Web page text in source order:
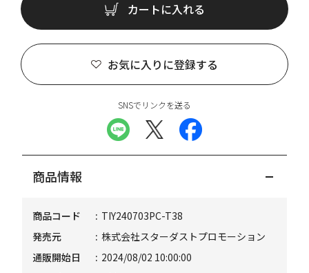
カートに入れる
お気に入りに登録する
SNSでリンクを送る
商品情報
商品コード
TIY240703PC-T38
発売元
株式会社スターダストプロモーション
通販開始日
2024/08/02 10:00:00